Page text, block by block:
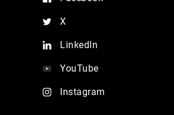
X
LinkedIn
YouTube
Instagram